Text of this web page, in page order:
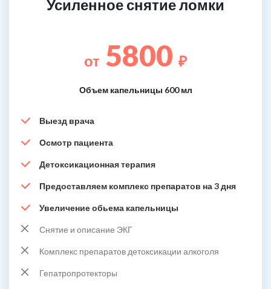
Усиленное снятие ломки
от 5800 ₽
Объем капельницы 600 мл
Выезд врача
Осмотр пациента
Детоксикационная терапия
Предоставляем комплекс препаратов на 3 дня
Увеличение обьема капельницы
Снятие и описание ЭКГ
Комплекс препаратов детоксикации алкоголя
Гепатропротекторы